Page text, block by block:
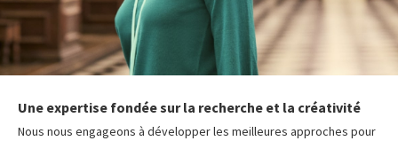
Une expertise fondée sur la recherche et la créativité
Nous nous engageons à développer les meilleures approches pour